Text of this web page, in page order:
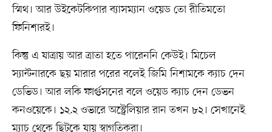
স্মিথ। আর উইকেটকিপার ব্যাসম্যান ওয়েড তো রীতিমতো
ফিনিশারই।
কিন্তু এ যাত্রায় আর ত্রাতা হতে পারেননি কেউই। মিচেল
স্যান্টনারকে ছয় মারার পরের বলেই জিমি নিশামকে ক্যাচ দেন
ডেভিড। আর লকি ফার্গুসনের বলে ওয়েড ক্যাচ দেন ডেভন
কনওয়েকে। ১২.২ ওভারে অস্ট্রেলিয়ার রান তখন ৮২। সেখানেই
ম্যাচ থেকে ছিটকে যায় স্বাগতিকরা।